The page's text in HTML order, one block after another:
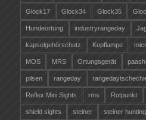
Glock17 Glock34 Glock35
Hundeortung industryrangeday
kapselgehörschutz Kopflampe
MOS MRS Ortungsgerät
pilsen rangeday
Reflex Mini Sights rms Rotpunkt
shield sights steiner steiner hunting